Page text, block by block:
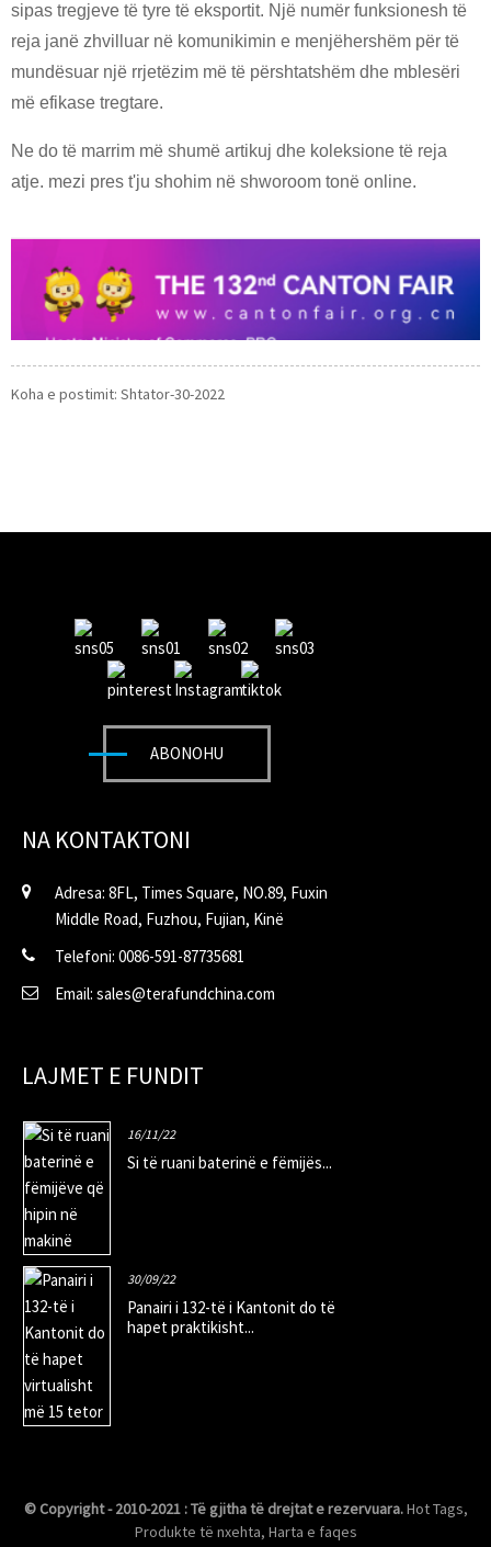
sipas tregjeve të tyre të eksportit. Një numër funksionesh të
reja janë zhvilluar në komunikimin e menjëhershëm për të
mundësuar një rrjetëzim më të përshtatshëm dhe mblesëri
më efikase tregtare.
Ne do të marrim më shumë artikuj dhe koleksione të reja
atje. mezi pres t'ju shohim në shworoom tonë online.
Koha e postimit: Shtator-30-2022
ABONOHU
NA KONTAKTONI
Adresa: 8FL, Times Square, NO.89, Fuxin
Middle Road, Fuzhou, Fujian, Kinë
Telefoni: 0086-591-87735681
Email: sales@terafundchina.com
LAJMET E FUNDIT
16/11/22
Si të ruani baterinë e fëmijës...
30/09/22
Panairi i 132-të i Kantonit do të
hapet praktikisht...
© Copyright - 2010-2021 : Të gjitha të drejtat e rezervuara.Hot Tags,
Produkte të nxehta, Harta e faqes